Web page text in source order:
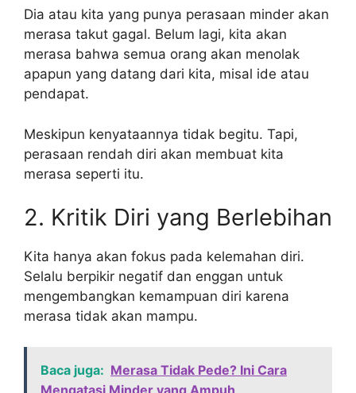
Dia atau kita yang punya perasaan minder akan
merasa takut gagal. Belum lagi, kita akan
merasa bahwa semua orang akan menolak
apapun yang datang dari kita, misal ide atau
pendapat.
Meskipun kenyataannya tidak begitu. Tapi,
perasaan rendah diri akan membuat kita
merasa seperti itu.
2. Kritik Diri yang Berlebihan
Kita hanya akan fokus pada kelemahan diri.
Selalu berpikir negatif dan enggan untuk
mengembangkan kemampuan diri karena
merasa tidak akan mampu.
Baca juga: Merasa Tidak Pede? Ini Cara
Mengatasi Minder yang Ampuh